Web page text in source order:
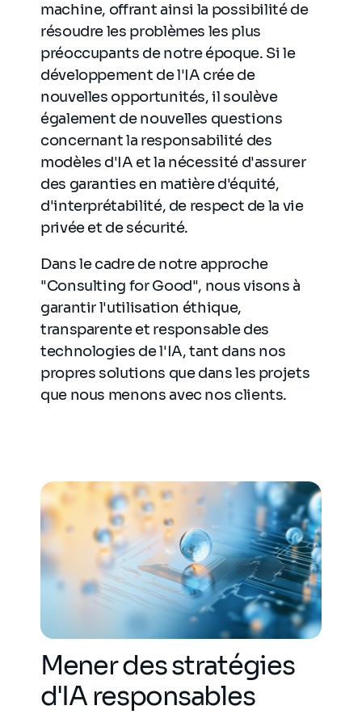
machine, offrant ainsi la possibilité de
résoudre les problèmes les plus
préoccupants de notre époque. Si le
développement de l'IA crée de
nouvelles opportunités, il soulève
également de nouvelles questions
concernant la responsabilité des
modèles d'IA et la nécessité d'assurer
des garanties en matière d'équité,
d'interprétabilité, de respect de la vie
privée et de sécurité.
Dans le cadre de notre approche
"Consulting for Good", nous visons à
garantir l'utilisation éthique,
transparente et responsable des
technologies de l'IA, tant dans nos
propres solutions que dans les projets
que nous menons avec nos clients.
Mener des stratégies
d'IA responsables